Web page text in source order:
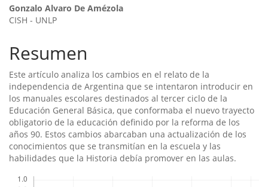
Contenido
principal
del
artículo
Gonzalo Alvaro De Amézola
CISH - UNLP
Resumen
Este artí­culo analiza los cambios en el relato de la
independencia de Argentina que se intentaron introducir en
los manuales escolares destinados al tercer ciclo de la
Educación General Básica, que conformaba el nuevo trayecto
obligatorio de la educación definido por la reforma de los
años 90. Estos cambios abarcaban una actualización de los
conocimientos que se transmití­an en la escuela y las
habilidades que la Historia debí­a promover en las aulas.